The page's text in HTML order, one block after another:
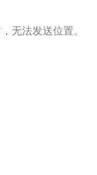
无法发送位置。